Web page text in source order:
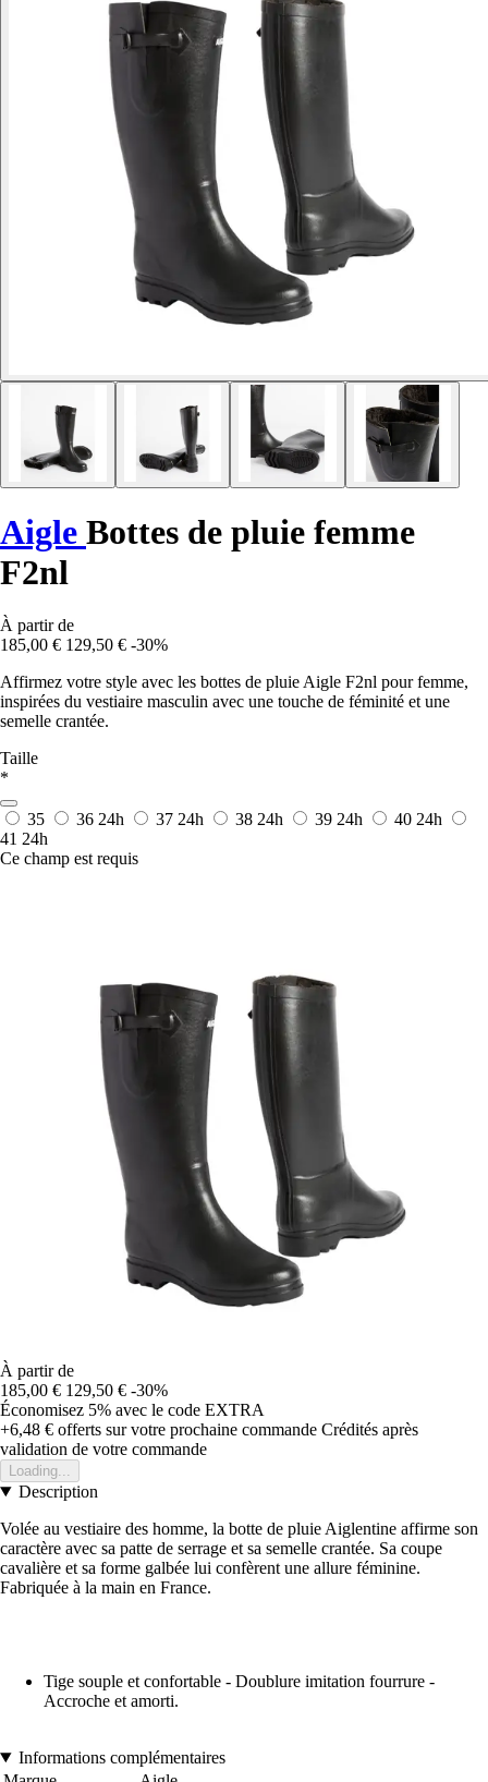
Aigle Bottes de pluie femme
F2nl
À partir de
185,00 € 129,50 € -30%
Affirmez votre style avec les bottes de pluie Aigle F2nl pour femme,
inspirées du vestiaire masculin avec une touche de féminité et une
semelle crantée.
Taille
*
35 36 24h 37 24h 38 24h 39 24h 40 24h
41 24h
Ce champ est requis
À partir de
185,00 € 129,50 € -30%
Économisez 5% avec le code EXTRA
+6,48 € offerts sur votre prochaine commande Crédités après
validation de votre commande
Loading...
Description
Volée au vestiaire des homme, la botte de pluie Aiglentine affirme son
caractère avec sa patte de serrage et sa semelle crantée. Sa coupe
cavalière et sa forme galbée lui confèrent une allure féminine.
Fabriquée à la main en France.
Tige souple et confortable - Doublure imitation fourrure -
Accroche et amorti.
Informations complémentaires